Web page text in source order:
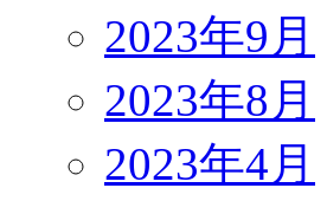
2023年9月
2023年8月
2023年4月